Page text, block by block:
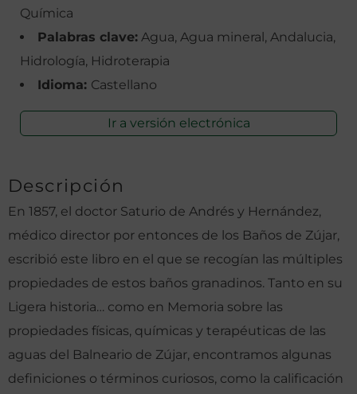
Química
Palabras clave: Agua, Agua mineral, Andalucia,
Hidrología, Hidroterapia
Idioma: Castellano
Ir a versión electrónica
Descripción
En 1857, el doctor Saturio de Andrés y Hernández,
médico director por entonces de los Baños de Zújar,
escribió este libro en el que se recogían las múltiples
propiedades de estos baños granadinos. Tanto en su
Ligera historia… como en Memoria sobre las
propiedades físicas, químicas y terapéuticas de las
aguas del Balneario de Zújar, encontramos algunas
definiciones o términos curiosos, como la calificación